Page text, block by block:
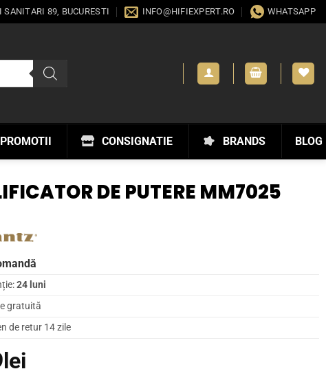
SANITARI 89, BUCURESTI INFO@HIFIEXPERT.RO WHATSAPP
BLOG
BRANDS
CONSIGNATIE
PROMOTII
DE PUTERE MM7025
24 luni
gratuită
de retur 14 zile
lei